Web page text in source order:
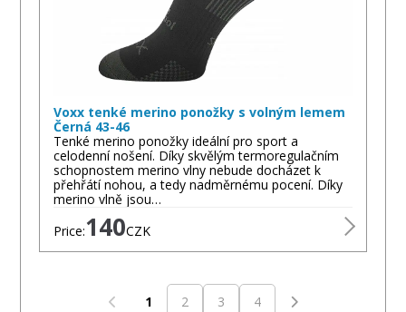
Voxx tenké merino ponožky s volným lemem
Černá 43-46
Tenké merino ponožky ideální pro sport a
celodenní nošení. Díky skvělým termoregulačním
schopnostem merino vlny nebude docházet k
přehřátí nohou, a tedy nadměrnému pocení. Díky
merino vlně jsou…
Price:140CZK
1 2 3 4